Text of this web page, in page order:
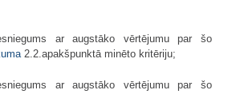
ar augstāko vērtējumu par šo
2.2.apakšpunktā minēto kritēriju;
ar augstāko vērtējumu par šo